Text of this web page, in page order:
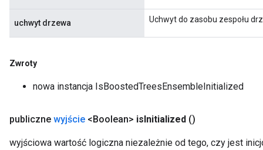
uchwyt drzewa Uchwyt do zasobu zespołu
Zwroty
nowa instancja IsBoostedTreesEnsembleInitialized
publiczne wyjście <Boolean> isInitialized ()
wyjściowa wartość logiczna niezależnie od tego, czy jest